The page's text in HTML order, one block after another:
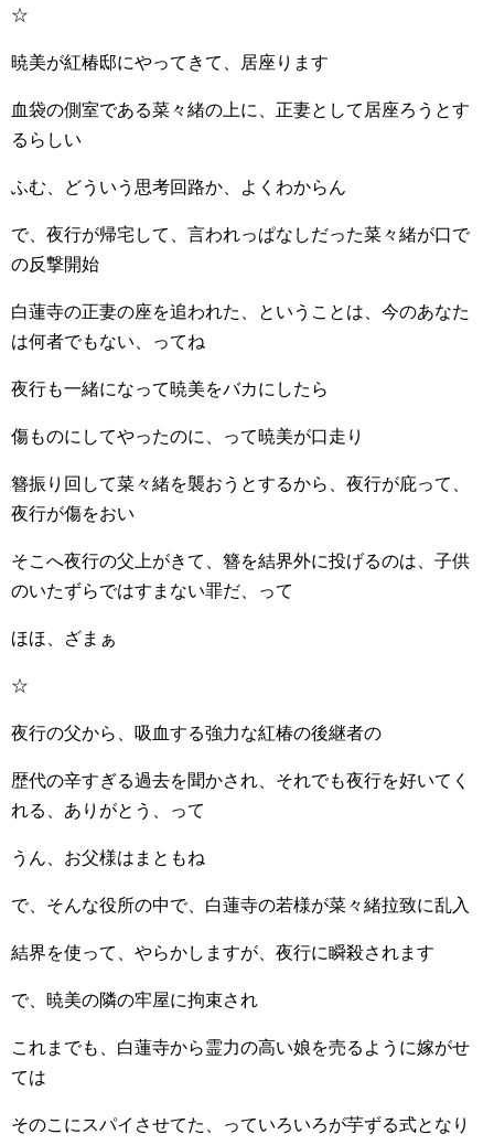
☆
暁美が紅椿邸にやってきて、居座ります
血袋の側室である菜々緒の上に、正妻として居座ろうとす
るらしい
ふむ、どういう思考回路か、よくわからん
で、夜行が帰宅して、言われっぱなしだった菜々緒が口で
の反撃開始
白蓮寺の正妻の座を追われた、ということは、今のあなた
は何者でもない、ってね
夜行も一緒になって暁美をバカにしたら
傷ものにしてやったのに、って暁美が口走り
簪振り回して菜々緒を襲おうとするから、夜行が庇って、
夜行が傷をおい
そこへ夜行の父上がきて、簪を結界外に投げるのは、子供
のいたずらではすまない罪だ、って
ほほ、ざまぁ
☆
夜行の父から、吸血する強力な紅椿の後継者の
歴代の辛すぎる過去を聞かされ、それでも夜行を好いてく
れる、ありがとう、って
うん、お父様はまともね
で、そんな役所の中で、白蓮寺の若様が菜々緒拉致に乱入
結界を使って、やらかしますが、夜行に瞬殺されます
で、暁美の隣の牢屋に拘束され
これまでも、白蓮寺から霊力の高い娘を売るように嫁がせ
ては
そのこにスパイさせてた、っていろいろが芋ずる式となり